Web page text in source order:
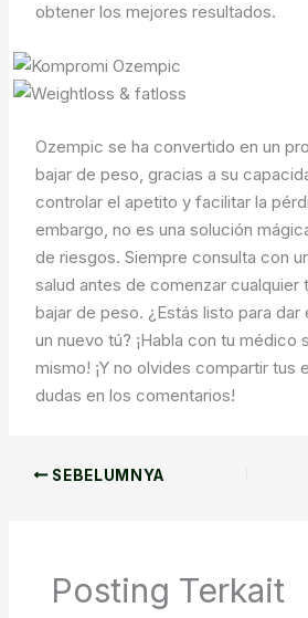
obtener los mejores resultados.
Ozempic se ha convertido en un
bajar de peso, gracias a su
controlar el apetito y facilitar la
embargo, no es una solución
de riesgos. Siempre consulta con
salud antes de comenzar cualquier
bajar de peso. ¿Estás listo para dar
un nuevo tú? ¡Habla con tu médico
mismo! ¡Y no olvides compartir tus
dudas en los comentarios!
SEBELUMNYA
Posting Terkait